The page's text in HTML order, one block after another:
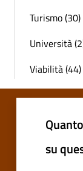
Turismo (30)
Università
Viabilità (44)
su